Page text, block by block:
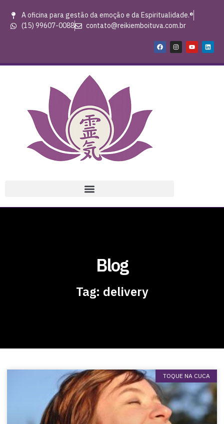
A oficina para gestão da emoção e da Espiritualidade.®
(15) 99607-0088
contato@reikiemboituva.com.br
Blog
Tag: delivery
TOQUE NA CUCA